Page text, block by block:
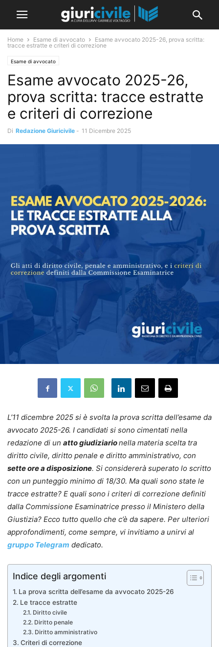
Home Esame di avvocato
Esame avvocato 2025-26, prova scritta:
tracce estratte e criteri di correzione
Esame di avvocato
Esame avvocato 2025-26,
prova scritta: tracce estratte
e criteri di correzione
Di Redazione Giuricivile - 11 Dicembre 2025
L’11 dicembre 2025 si è svolta la prova scritta dell’esame da
avvocato 2025-26. I candidati si sono cimentati nella
redazione di un atto giudiziarionella materia scelta tra
diritto civile, diritto penale e diritto amministrativo, con
sette ore a disposizione. Si considererà superato lo scritto
con un punteggio minimo di 18/30. Ma quali sono state le
tracce estratte? E quali sono i criteri di correzione definiti
dalla Commissione Esaminatrice presso il Ministero della
Giustizia? Ecco tutto quello che c’è da sapere. Per ulteriori
approfondimenti, come sempre, vi invitiamo a unirvi al
gruppo Telegram dedicato.
Indice degli argomenti
La prova scritta dell’esame da avvocato 2025-26
Le tracce estratte
Diritto civile
Diritto penale
Diritto amministrativo
Criteri di correzione